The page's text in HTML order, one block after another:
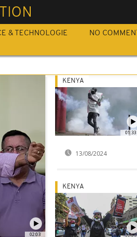
& TECHNOLOGIE NO COMMENT
02:03
01:33
KENYA
13/08/2024
KENYA